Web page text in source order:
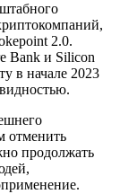
2.0.
Bank и Silicon
в начале 2023
отменить
продолжать